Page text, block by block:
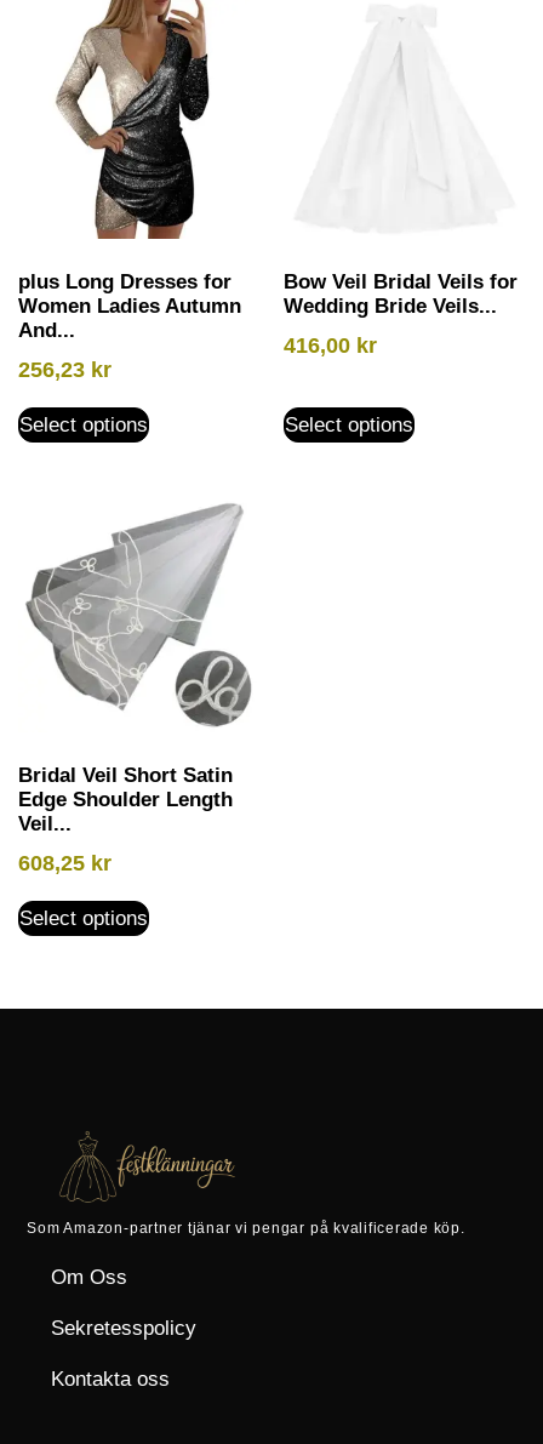
plus Long Dresses for
Women Ladies Autumn
And...
256,23 kr
Select options
Bow Veil Bridal Veils for
Wedding Bride Veils...
416,00 kr
Select options
Bridal Veil Short Satin
Edge Shoulder Length
Veil...
608,25 kr
Select options
Som Amazon-partner tjänar vi pengar på kvalificerade köp.
Om Oss
Sekretesspolicy
Kontakta oss